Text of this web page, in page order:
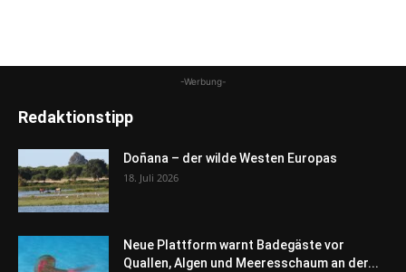
-Werbung-
Redaktionstipp
Doñana – der wilde Westen Europas
18. Juli 2026
Neue Plattform warnt Badegäste vor
Quallen, Algen und Meeresschaum an der...